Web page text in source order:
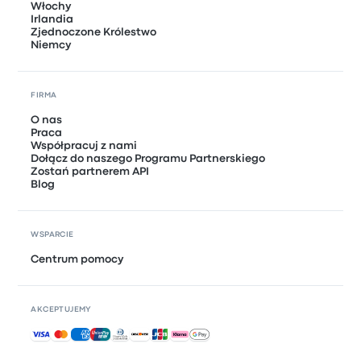
Włochy
Irlandia
Zjednoczone Królestwo
Niemcy
FIRMA
O nas
Praca
Współpracuj z nami
Dołącz do naszego Programu Partnerskiego
Zostań partnerem API
Blog
WSPARCIE
Centrum pomocy
AKCEPTUJEMY
Akceptowane płatności